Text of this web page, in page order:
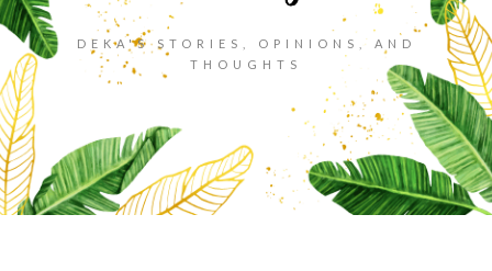
DEKA'S STORIES, OPINIONS, AND
THOUGHTS